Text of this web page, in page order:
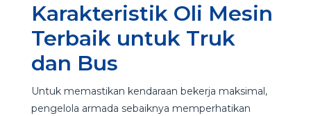
Karakteristik Oli Mesin
Terbaik untuk Truk
dan Bus
Untuk memastikan kendaraan bekerja maksimal,
pengelola armada sebaiknya memperhatikan